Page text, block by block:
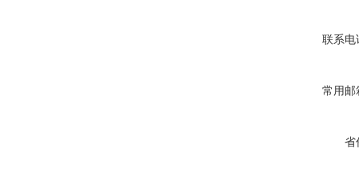
联系电
常用邮
省